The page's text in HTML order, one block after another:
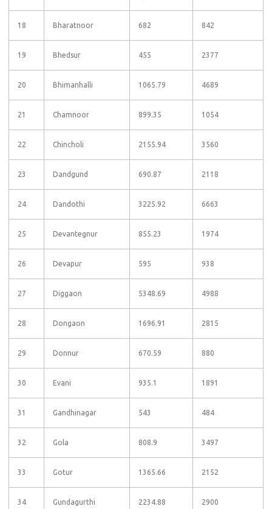
18 Bharatnoor 682 842
19 Bhedsur 455 2377
20 Bhimanhalli 1065.79 4689
21 Chamnoor 899.35 1054
22 Chincholi 2155.94 3560
23 Dandgund 690.87 2118
24 Dandothi 3225.92 6663
25 Devantegnur 855.23 1974
26 Devapur 595 938
27 Diggaon 5348.69 4988
28 Dongaon 1696.91 2815
29 Donnur 670.59 880
30 Evani 935.1 1891
31 Gandhinagar 543 484
32 Gola 808.9 3497
33 Gotur 1365.66 2152
34 Gundagurthi 2234.88 2900